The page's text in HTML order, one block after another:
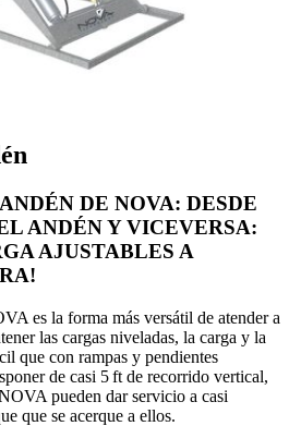
DE NOVA: DESDE
ANDÉN Y VICEVERSA:
AJUSTABLES A
es la forma más versátil de atender a
las cargas niveladas, la carga y la
que con rampas y pendientes
de casi 5 ft de recorrido vertical,
pueden dar servicio a casi
que se acerque a ellos.